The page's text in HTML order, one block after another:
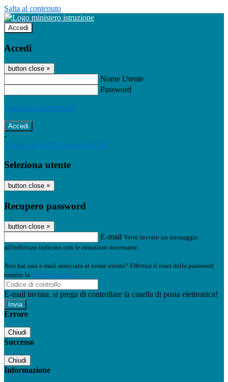
Salta al contenuto
Accedi
Accedi
button close ×
Nome Utente
Password
Password dimenticata?
-
Entra con SPID Entra con CIE
Seleziona utente
button close ×
Recupero password
button close ×
E-mail Verrà inviato un messaggio
all'indirizzo indicato con le istruzioni necessarie.
Non hai una e-mail associata al nome utente? Effettua il reset della password
tramite la Login Spaggiari
E-mail inviata, si prega di controllare la casella di posta elettronica!
Errore
Chiudi
Successo
Chiudi
Informazione